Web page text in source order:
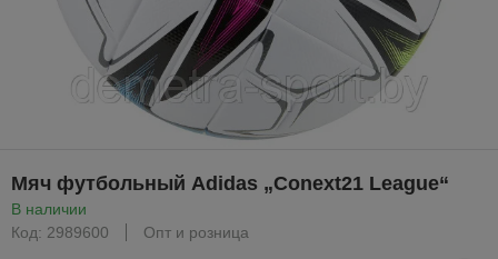
Мяч футбольный Adidas „Conext21 League“
В наличии
Код: 2989600
Опт и розница